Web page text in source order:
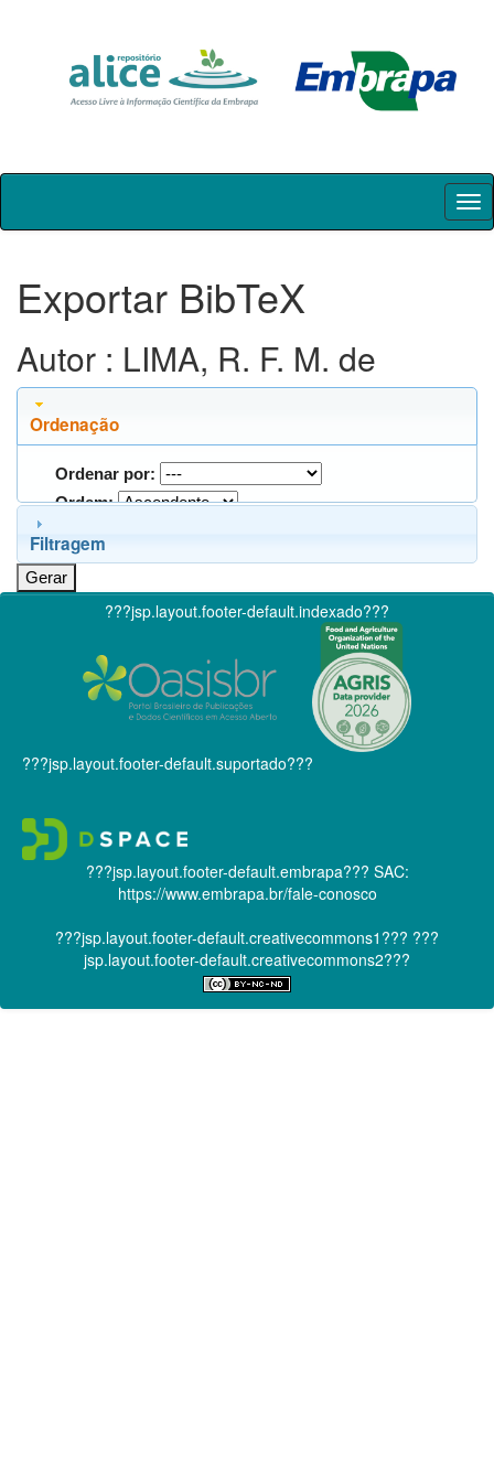
Skip
Exportar BibTeX
Autor : LIMA, R. F. M. de
Ordenação
Ordenar por:
Ordem:
Filtragem
???jsp.layout.footer-default.indexado???
???jsp.layout.footer-default.suportado???
???jsp.layout.footer-default.embrapa??? SAC:
https://www.embrapa.br/fale-conosco
???jsp.layout.footer-default.creativecommons1??? ???
jsp.layout.footer-default.creativecommons2???